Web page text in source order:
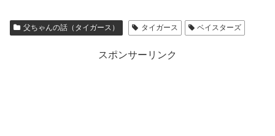
父ちゃんの話（タイガース） タイガース ベイスターズ
スポンサーリンク